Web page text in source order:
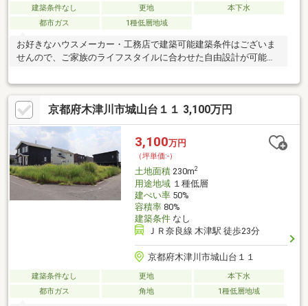
建築条件なし 更地
本下水
都市ガス
1種低層地域
お好きなハウスメーカー・工務店で建築可能建築条件はございま
せんので、ご家族のライフスタイルに合わせた自由設計が可能で
京都府木津川市城山台１１ 3,100万円
3,100万円
（坪単価:-）
土地面積230m2
用途地域１種低層
建ぺい率50%
容積率80%
建築条件なし
ＪＲ奈良線 木津駅 徒歩23分
京都府木津川市城山台１１
建築条件なし 更地
本下水
都市ガス
角地 1種低層地域